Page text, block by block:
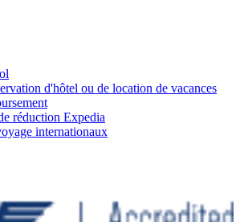
d'hôtel ou de location de vacances
réduction Expedia
internationaux